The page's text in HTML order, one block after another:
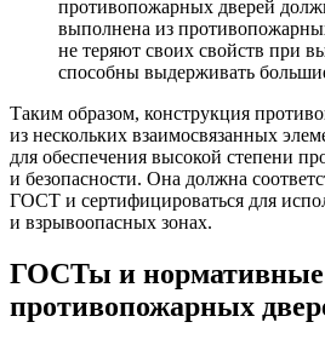
противопожарных дверей
выполнена из
не теряют своих свойств при
способны выдерживать
Таким образом, конструкция
из нескольких взаимосвязанных
для обеспечения высокой степени
и безопасности. Она должна
ГОСТ и сертифицироваться для
и взрывоопасных зонах.
ГОСТы и нормативные
противопожарных